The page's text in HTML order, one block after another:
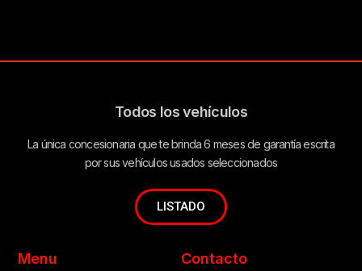
Todos los vehículos
La única concesionaria que te brinda 6 meses de garantía escrita
por sus vehículos usados seleccionados
LISTADO
Menu Contacto